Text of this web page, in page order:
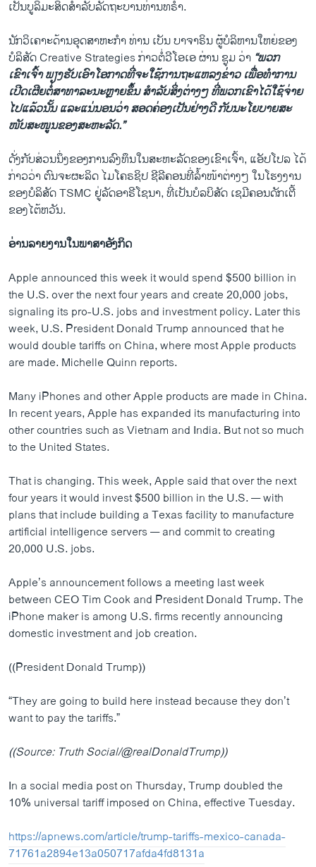
ເປັນບູລິມະສິດສຳລັບລັດຖະບານທ່ານທຣຳ.
ນັກວິເຄາະດ້ານອຸດສາຫະກຳ ທ່ານ ເບັນ ບາຈາຣິນ ຜູ້ບໍລິຫານໃຫຍ່ຂອງ
ບໍລິສັດ Creative Strategies ກ່າວຕໍ່ວີໂອເອ ຜ່ານ ຊູມ ວ່າ “ພວກ
ເຂົາເຈົ້າ ພຽງຮັບເອົາໂອກາດທີ່ຈະໃຊ້ການຖະແຫລງຂ່າວ ເພື່ອທຳການ
ເປີດເຜີຍຕໍ່ສາທາລະນະຫຼາຍຂຶ້ນ ສຳລັບສິ່ງຕ່າງໆ ທີ່ພວກເຂົາໄດ້ໃຊ້ຈ່າຍ
ໄປແລ້ວນັ້ນ ແລະແນ່ນອນວ່າ ສອດຄ່ອງເປັນຢ່າງດີ ກັບນະໂຍບາຍສະ
ໜັບສະໜູນຂອງສະຫະລັດ.”
ດັ່ງກັບສ່ວນນຶ່ງຂອງການລົງທຶນໃນສະຫະລັດຂອງເຂົາເຈົ້າ, ແອັປໂປລ ໄດ້
ກ່າວວ່າ ຕົນຈະຜະລິດ ໄມໂຄຣຊິປ ຊີລີຄອນທີ່ລ້ຳໜ້າຕ່າງໆ ໃນໂຮງງານ
ຂອງບໍລິສັດ TSMC ຢູ່ລັດອາຣີໂຊນາ, ທີ່ເປັນບໍລບິສັດ ເຊມີຄອນດັກເຕີ້
ຂອງໄຕ້ຫວັນ.
ອ່ານລາຍງານໃນພາສາອັງກິດ
Apple announced this week it would spend $500 billion in
the U.S. over the next four years and create 20,000 jobs,
signaling its pro-U.S. jobs and investment policy. Later this
week, U.S. President Donald Trump announced that he
would double tariffs on China, where most Apple products
are made. Michelle Quinn reports.
Many iPhones and other Apple products are made in China.
In recent years, Apple has expanded its manufacturing into
other countries such as Vietnam and India. But not so much
to the United States.
That is changing. This week, Apple said that over the next
four years it would invest $500 billion in the U.S. — with
plans that include building a Texas facility to manufacture
artificial intelligence servers — and commit to creating
20,000 U.S. jobs.
Apple’s announcement follows a meeting last week
between CEO Tim Cook and President Donald Trump. The
iPhone maker is among U.S. firms recently announcing
domestic investment and job creation.
((President Donald Trump))
“They are going to build here instead because they don’t
want to pay the tariffs.”
((Source: Truth Social/@realDonaldTrump))
In a social media post on Thursday, Trump doubled the
10% universal tariff imposed on China, effective Tuesday.
https://apnews.com/article/trump-tariffs-mexico-canada-
71761a2894e13a050717afda4fd8131a